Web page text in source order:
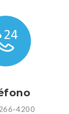
4200